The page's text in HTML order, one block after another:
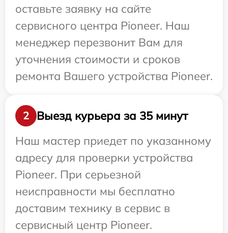
оставьте заявку на сайте
сервисного центра Pioneer. Наш
менеджер перезвонит Вам для
уточнения стоимости и сроков
ремонта Вашего устройства Pioneer.
2
Выезд курьера за 35 минут
Наш мастер приедет по указанному
адресу для проверки устройства
Pioneer. При серьезной
неисправности мы бесплатно
доставим технику в сервис в
сервисный центр Pioneer.